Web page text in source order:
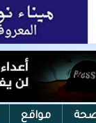
مواقع